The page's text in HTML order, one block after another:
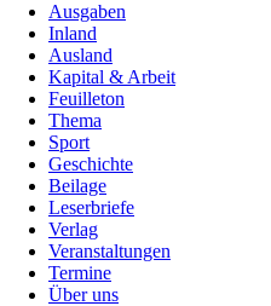
Ausgaben
Inland
Ausland
Kapital & Arbeit
Feuilleton
Thema
Sport
Geschichte
Beilage
Leserbriefe
Verlag
Veranstaltungen
Termine
Über uns